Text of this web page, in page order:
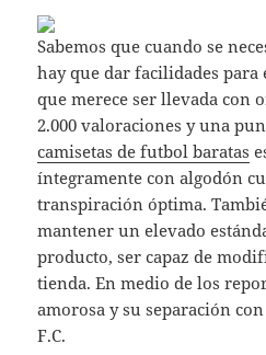
Sabemos que cuando se
hay que dar facilidades
que merece ser llevada con
2.000 valoraciones y una
camisetas de futbol baratas
íntegramente con algodón
transpiración óptima.
mantener un elevado
producto, ser capaz de
tienda. En medio de los
amorosa y su separación
F.C.